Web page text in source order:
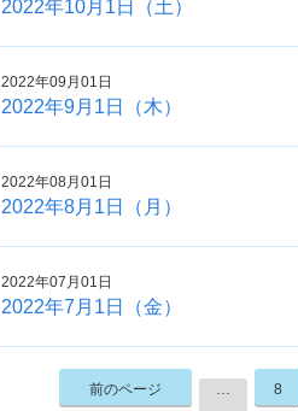
2022年10月1日（土）
2022年09月01日
2022年9月1日（木）
2022年08月01日
2022年8月1日（月）
2022年07月01日
2022年7月1日（金）
前のページ … 8